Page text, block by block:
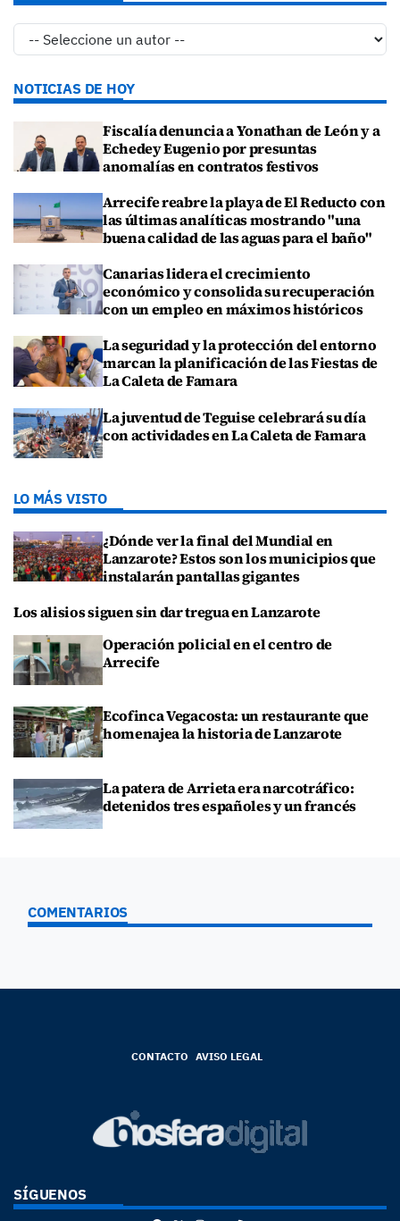
NOTICIAS DE HOY
Fiscalía denuncia a Yonathan de León y a
Echedey Eugenio por presuntas
anomalías en contratos festivos
Arrecife reabre la playa de El Reducto con
las últimas analíticas mostrando "una
buena calidad de las aguas para el baño"
Canarias lidera el crecimiento
económico y consolida su recuperación
con un empleo en máximos históricos
La seguridad y la protección del entorno
marcan la planificación de las Fiestas de
La Caleta de Famara
La juventud de Teguise celebrará su día
con actividades en La Caleta de Famara
LO MÁS VISTO
¿Dónde ver la final del Mundial en
Lanzarote? Estos son los municipios que
instalarán pantallas gigantes
Los alisios siguen sin dar tregua en Lanzarote
Operación policial en el centro de
Arrecife
Ecofinca Vegacosta: un restaurante que
homenajea la historia de Lanzarote
La patera de Arrieta era narcotráfico:
detenidos tres españoles y un francés
COMENTARIOS
CONTACTO AVISO LEGAL
SÍGUENOS